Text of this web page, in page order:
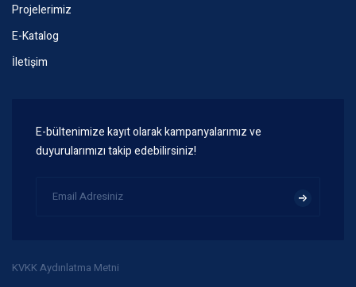
Projelerimiz
E-Katalog
İletişim
E-bültenimize kayıt olarak kampanyalarımız ve
duyurularımızı takip edebilirsiniz!
KVKK Aydınlatma Metni